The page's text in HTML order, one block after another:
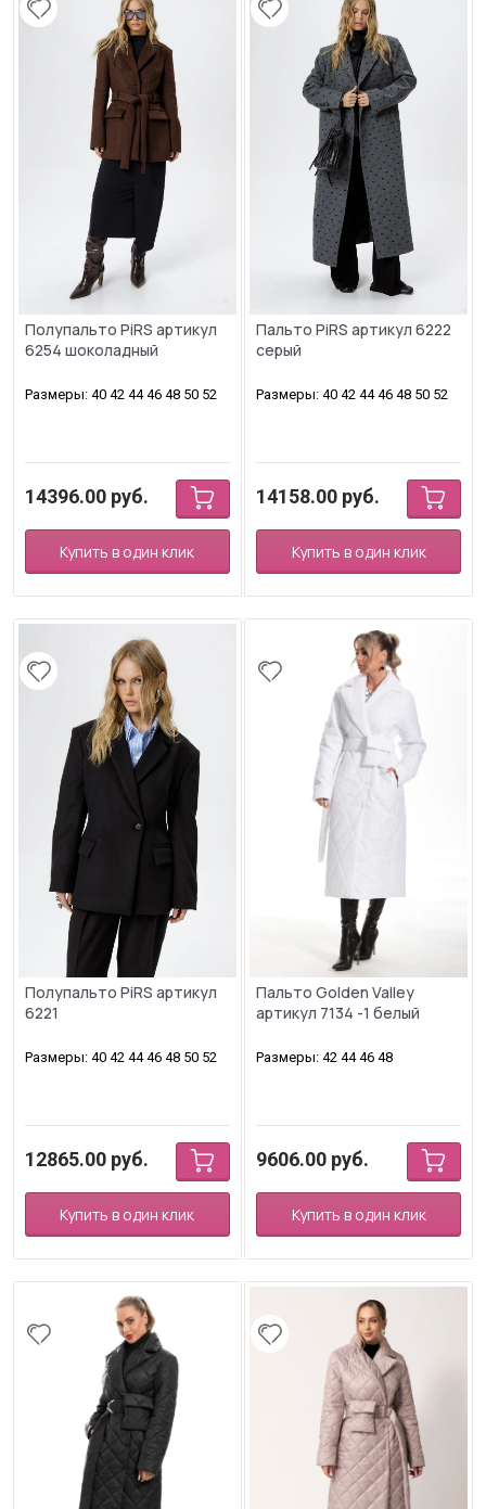
Полупальто PiRS артикул
6254 шоколадный
Размеры: 40 42 44 46 48 50 52
14396.00 руб.
Купить в один клик
Пальто PiRS артикул 6222
серый
Размеры: 40 42 44 46 48 50 52
14158.00 руб.
Купить в один клик
Полупальто PiRS артикул
6221
Размеры: 40 42 44 46 48 50 52
12865.00 руб.
Купить в один клик
Пальто Golden Valley
артикул 7134 -1 белый
Размеры: 42 44 46 48
9606.00 руб.
Купить в один клик